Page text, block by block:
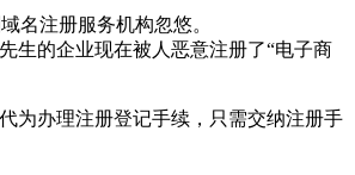
名注册服务机构忽悠。
生的企业现在被人恶意注册了“电子商
为办理注册登记手续，只需交纳注册手